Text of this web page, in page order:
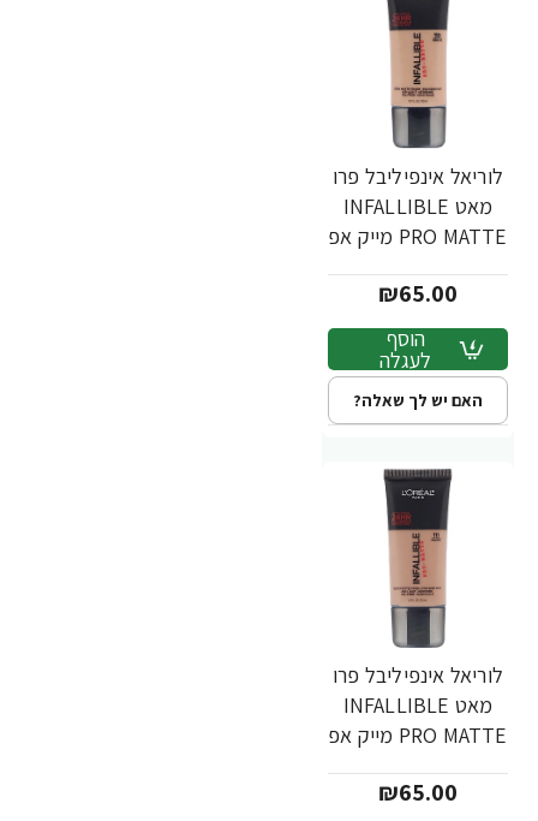
לוריאל אינפיליבל פרו
מאט INFALLIBLE
PRO MATTE מייק אפ
L'Oréal
₪65.00
הוסף
לעגלה
האם יש לך שאלה?
לוריאל אינפיליבל פרו
מאט INFALLIBLE
PRO MATTE מייק אפ
L'Oréal
₪65.00